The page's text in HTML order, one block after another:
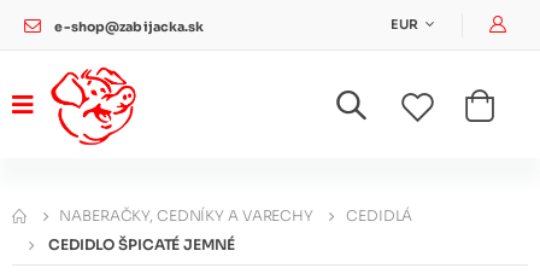
e-shop@zabijacka.sk EUR
NABERAČKY, CEDNÍKY A VARECHY
CEDIDLÁ
CEDIDLO ŠPICATÉ JEMNÉ